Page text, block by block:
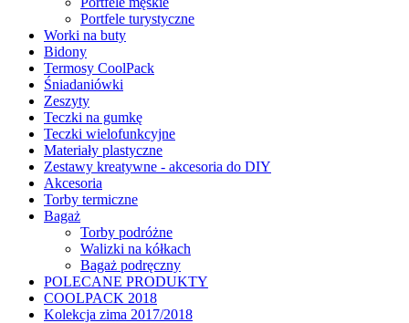
Portfele turystyczne
Worki na buty
Bidony
Termosy CoolPack
Śniadaniówki
Zeszyty
Teczki na gumkę
Teczki wielofunkcyjne
Materiały plastyczne
Zestawy kreatywne - akcesoria do DIY
Akcesoria
Torby termiczne
Bagaż
Torby podróżne
Walizki na kółkach
Bagaż podręczny
POLECANE PRODUKTY
COOLPACK 2018
Kolekcja zima 2017/2018